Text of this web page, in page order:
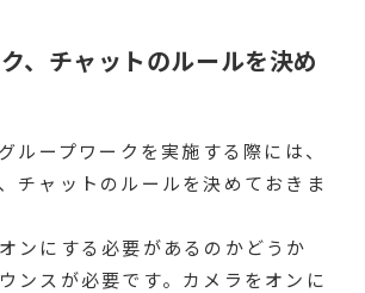
、チャットのルールを決め
ループワークを実施する際には、
チャットのルールを決めておきま
ンにする必要があるのかどうか
ンスが必要です。カメラをオンに